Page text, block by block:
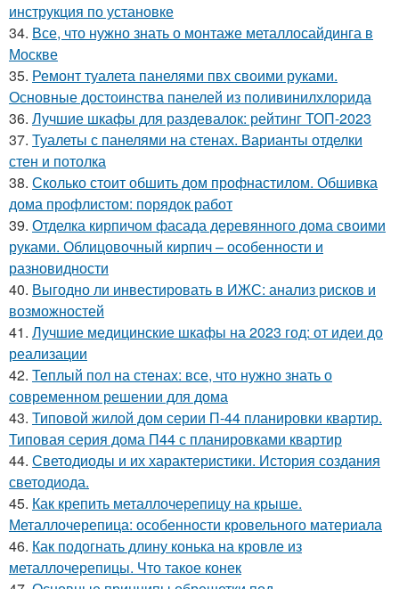
инструкция по установке
34. Все, что нужно знать о монтаже металлосайдинга в
Москве
35. Ремонт туалета панелями пвх своими руками.
Основные достоинства панелей из поливинилхлорида
36. Лучшие шкафы для раздевалок: рейтинг ТОП-2023
37. Туалеты с панелями на стенах. Варианты отделки
стен и потолка
38. Сколько стоит обшить дом профнастилом. Обшивка
дома профлистом: порядок работ
39. Отделка кирпичом фасада деревянного дома своими
руками. Облицовочный кирпич – особенности и
разновидности
40. Выгодно ли инвестировать в ИЖС: анализ рисков и
возможностей
41. Лучшие медицинские шкафы на 2023 год: от идеи до
реализации
42. Теплый пол на стенах: все, что нужно знать о
современном решении для дома
43. Типовой жилой дом серии П-44 планировки квартир.
Типовая серия дома П44 с планировками квартир
44. Светодиоды и их характеристики. История создания
светодиода.
45. Как крепить металлочерепицу на крыше.
Металлочерепица: особенности кровельного материала
46. Как подогнать длину конька на кровле из
металлочерепицы. Что такое конек